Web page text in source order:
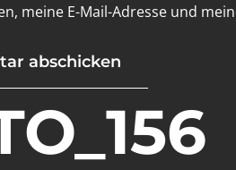
meine E-Mail-Adresse und